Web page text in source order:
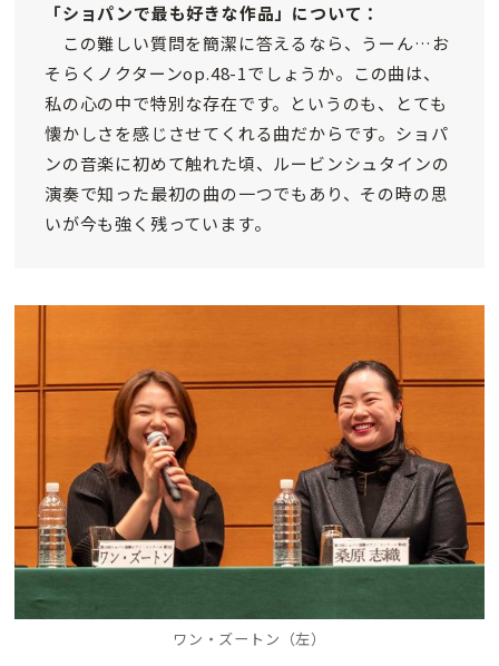
「ショパンで最も好きな作品」について：
この難しい質問を簡潔に答えるなら、うーん…お
そらくノクターンop.48-1でしょうか。この曲は、
私の心の中で特別な存在です。というのも、とても
懐かしさを感じさせてくれる曲だからです。ショパ
ンの音楽に初めて触れた頃、ルービンシュタインの
演奏で知った最初の曲の一つでもあり、その時の思
いが今も強く残っています。
ワン・ズートン（左）